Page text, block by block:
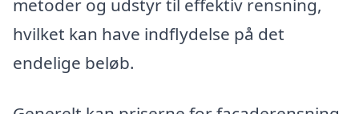
metoder og udstyr til effektiv rensning,
hvilket kan have indflydelse på det
endelige beløb.